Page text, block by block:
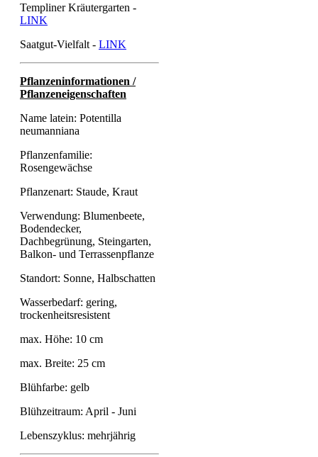
Templiner Kräutergarten -
LINK
Saatgut-Vielfalt - LINK
Pflanzeninformationen /
Pflanzeneigenschaften
Name latein: Potentilla
neumanniana
Pflanzenfamilie:
Rosengewächse
Pflanzenart: Staude, Kraut
Verwendung: Blumenbeete,
Bodendecker,
Dachbegrünung, Steingarten,
Balkon- und Terrassenpflanze
Standort: Sonne, Halbschatten
Wasserbedarf: gering,
trockenheitsresistent
max. Höhe: 10 cm
max. Breite: 25 cm
Blühfarbe: gelb
Blühzeitraum: April - Juni
Lebenszyklus: mehrjährig